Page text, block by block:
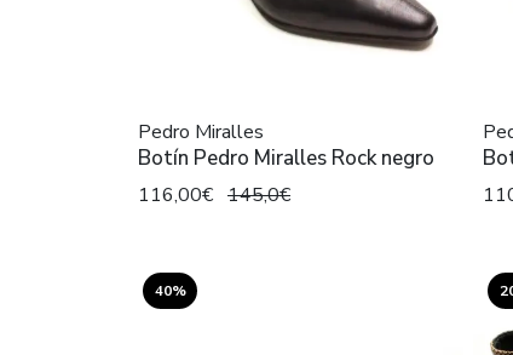
Pedro Miralles
Botín Pedro Miralles Rock negro
116,00€ 145,0€
40%